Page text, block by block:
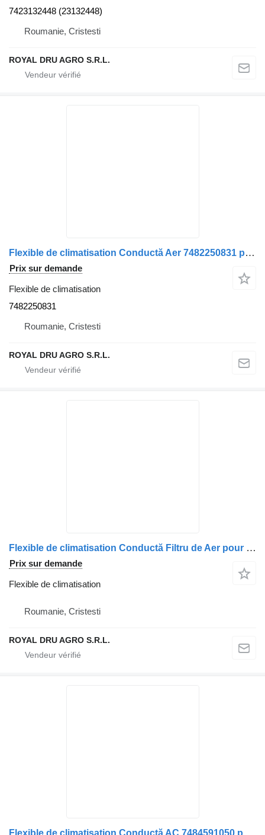
7423132448 (23132448)
Roumanie, Cristesti
ROYAL DRU AGRO S.R.L.
Flexible de climatisation Conductă Aer 7482250831 pour camion Renault
Prix sur demande
Flexible de climatisation
7482250831
Roumanie, Cristesti
ROYAL DRU AGRO S.R.L.
Flexible de climatisation Conductă Filtru de Aer pour camion Renault 9630161
Prix sur demande
Flexible de climatisation
Roumanie, Cristesti
ROYAL DRU AGRO S.R.L.